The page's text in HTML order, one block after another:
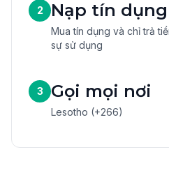
2 Nạp tín dụng
Mua tín dụng và chỉ trả
sự sử dụng
3 Gọi mọi nơi
Lesotho (+266)